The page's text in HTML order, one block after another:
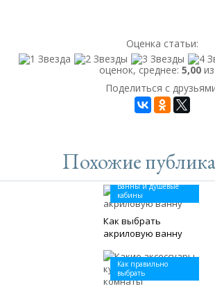
Оценка статьи:
оценок, среднее: 5,00
Поделиться с
Похожие
Ванны и душевые
кабины
Как выбрать
акриловую ванну
Как правильно
выбрать